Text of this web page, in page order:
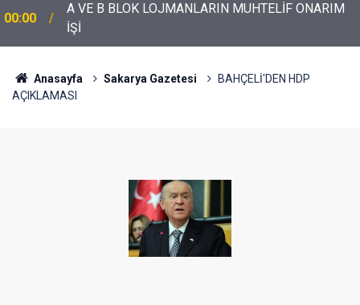
00:00
A VE B BLOK LOJMANLARIN MUHTELİF ONARIM
İŞİ
Anasayfa Sakarya Gazetesi
BAHÇELİ'DEN HDP
AÇIKLAMASI